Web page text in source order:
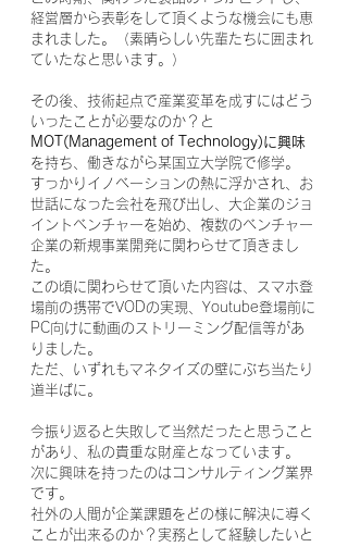
経営層から表彰をして頂くような機会にも恵
まれました。（素晴らしい先輩たちに囲まれ
ていたなと思います。）
その後、技術起点で産業変革を成すにはどう
いったことが必要なのか？と
MOT(Management of Technology)に興味
を持ち、働きながら某国立大学院で修学。
すっかりイノベーションの熱に浮かされ、お
世話になった会社を飛び出し、大企業のジョ
イントベンチャーを始め、複数のベンチャー
企業の新規事業開発に関わらせて頂きまし
た。
この頃に関わらせて頂いた内容は、スマホ登
場前の携帯でVODの実現、Youtube登場前に
PC向けに動画のストリーミング配信等があ
りました。
ただ、いずれもマネタイズの壁にぶち当たり
道半ばに。
今振り返ると失敗して当然だったと思うこと
があり、私の貴重な財産となっています。
次に興味を持ったのはコンサルティング業界
です。
社外の人間が企業課題をどの様に解決に導く
ことが出来るのか？実務として経験したいと